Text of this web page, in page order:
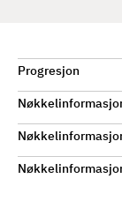
Progresjon